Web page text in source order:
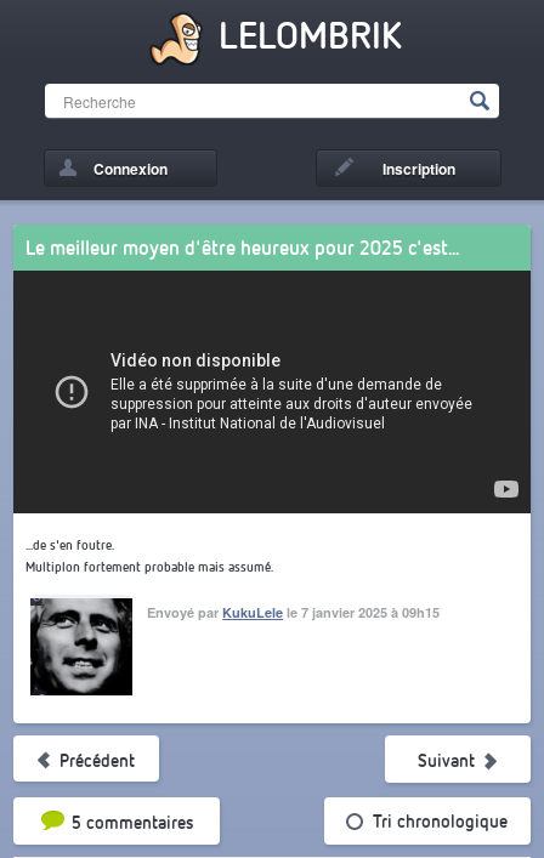
LELOMBRIK
Connexion Inscription
Le meilleur moyen d'être heureux pour 2025 c'est...
...de s'en foutre.
Multiplon fortement probable mais assumé.
Envoyé parKukuLele le 7 janvier 2025 à 09h15
Précédent
5 commentairesTri par popularité Tri chronologique
Suivant